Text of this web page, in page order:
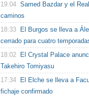
19:04 Samed Bazdar y el
caminos
18:33
El Burgos se lleva a
cerrado para cuatro
18:02
El Crystal Palace
Takehiro Tomiyasu
17:34
El Elche se lleva a
fichaje confirmado